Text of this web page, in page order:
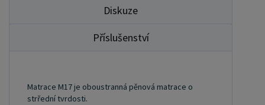
Diskuze
Příslušenství
Matrace M17 je oboustranná pěnová matrace o
strřední tvrdosti.